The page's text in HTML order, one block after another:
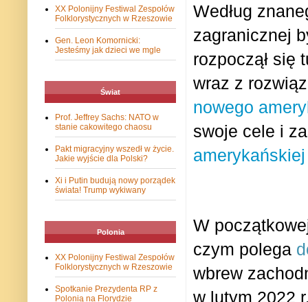
Według
zagranicznej
rozpoczął się
wraz z
nowego
swoje cele i
W
czym polega
wbrew
w lutym 2022
XX Polonijny Festiwal Zespołów
Folklorystycznych w Rzeszowie
Gen. Leon Komornicki:
Jesteśmy jak dzieci we mgle
Świat
Prof. Jeffrey Sachs: NATO w
stanie cakowitego chaosu
Pakt migracyjny wszedł w życie.
Jakie wyjście dla Polski?
Xi i Putin budują nowy porządek
świata! Trump wykiwany
Polonia
XX Polonijny Festiwal Zespołów
Folklorystycznych w Rzeszowie
Spotkanie Prezydenta RP z
Polonią na Florydzie